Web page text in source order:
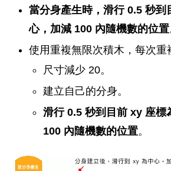
當分身產生時，滑行 0.5 秒到
心，加減 100 內隨機數的位置
使用重複無限次積木，每次重
尺寸減少 20。
建立自己的分身。
滑行 0.5 秒到目前 xy 座標
100 內隨機數的位置。